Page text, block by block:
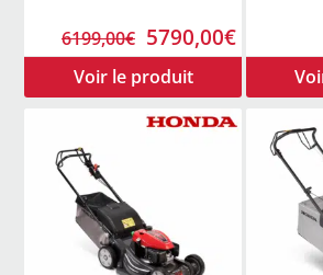
6199,00€ Le
prix
initial
était :
5790,00€Le
prix
actuel
5790,00€.